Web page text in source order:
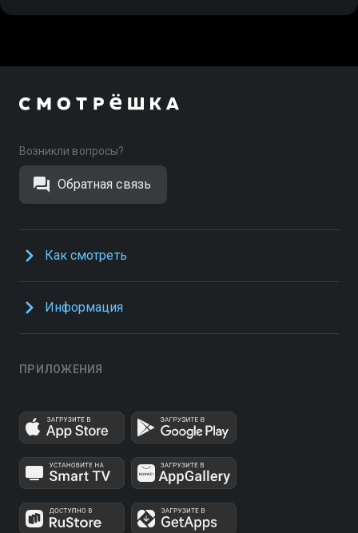
Возникли вопросы?
Обратная связь
Как смотреть
Информация
ПРИЛОЖЕНИЯ